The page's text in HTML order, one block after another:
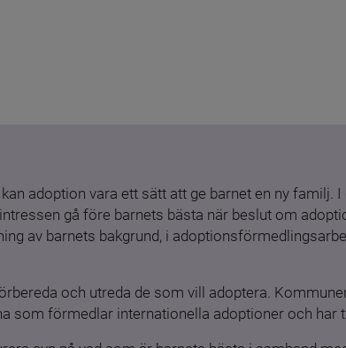
adoption vara ett sätt att ge barnet en ny
gå före barnets bästa när beslut om
av barnets bakgrund, i
och utreda de som vill adoptera.
som förmedlar internationella adoptioner och har